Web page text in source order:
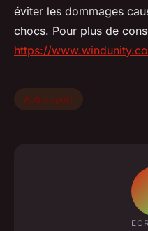
éviter les dommages
chocs. Pour plus de
https://
Autre sport